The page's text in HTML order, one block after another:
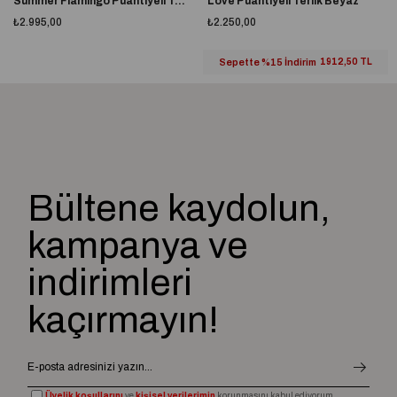
₺2.995,00
₺2.250,00
Sepette %15 İndirim 1912,50 TL
Bültene kaydolun,
kampanya ve
indirimleri
kaçırmayın!